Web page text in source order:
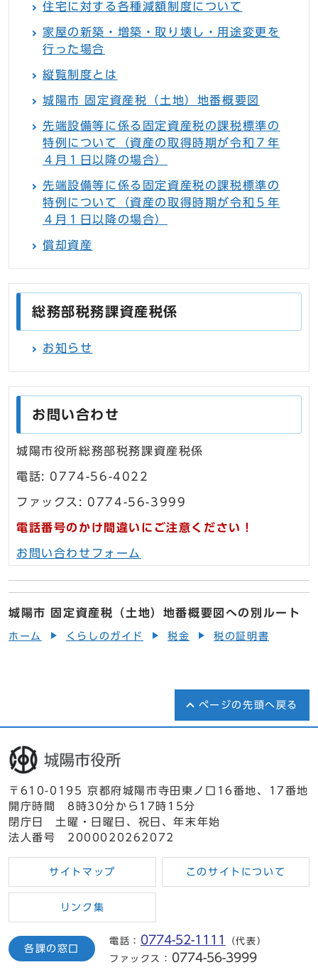
住宅に対する各種減額制度について
家屋の新築・増築・取り壊し・用途変更を
行った場合
縦覧制度とは
城陽市 固定資産税（土地）地番概要図
先端設備等に係る固定資産税の課税標準の
特例について（資産の取得時期が令和７年
４月１日以降の場合）
先端設備等に係る固定資産税の課税標準の
特例について（資産の取得時期が令和５年
４月１日以降の場合）
償却資産
総務部税務課資産税係
お知らせ
お問い合わせ
城陽市役所総務部税務課資産税係
電話: 0774-56-4022
ファックス: 0774-56-3999
電話番号のかけ間違いにご注意ください！
お問い合わせフォーム
城陽市 固定資産税（土地）地番概要図への別ルート
ホーム くらしのガイド 税金 税の証明書
ページの先頭へ戻る
〒610-0195 京都府城陽市寺田東ノ口16番地、17番地
開庁時間 8時30分から17時15分
閉庁日 土曜・日曜日、祝日、年末年始
法人番号 2000020262072
サイトマップ このサイトについて
リンク集
各課の窓口
電話： 0774-52-1111
（代表）
ファックス：
0774-56-3999